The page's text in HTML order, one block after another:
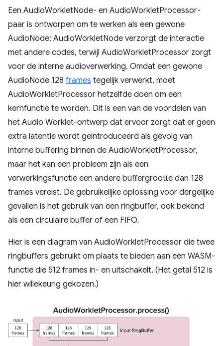
Een AudioWorkletNode- en AudioWorkletProcessor-
paar is ontworpen om te werken als een gewone
AudioNode; AudioWorkletNode verzorgt de interactie
met andere codes, terwijl AudioWorkletProcessor zorgt
voor de interne audioverwerking. Omdat een gewone
AudioNode 128 frames tegelijk verwerkt, moet
AudioWorkletProcessor hetzelfde doen om een ​​
kernfunctie te worden. Dit is een van de voordelen van
het Audio Worklet-ontwerp dat ervoor zorgt dat er geen
extra latentie wordt geïntroduceerd als gevolg van
interne buffering binnen de AudioWorkletProcessor,
maar het kan een probleem zijn als een
verwerkingsfunctie een andere buffergrootte dan 128
frames vereist. De gebruikelijke oplossing voor dergelijke
gevallen is het gebruik van een ringbuffer, ook bekend
als een circulaire buffer of een FIFO.
Hier is een diagram van AudioWorkletProcessor die twee
ringbuffers gebruikt om plaats te bieden aan een WASM-
functie die 512 frames in- en uitschakelt. (Het getal 512 is
hier willekeurig gekozen.)